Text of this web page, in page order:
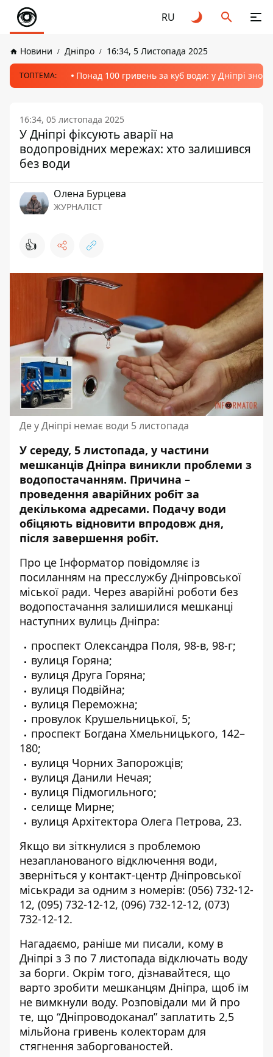
RU
Новини Дніпро 16:34, 5 Листопада 2025
ТОПТЕМА: Понад 100 гривень за куб води: у Дніпрі
16:34, 05 листопада 2025
У Дніпрі фіксують аварії на
водопровідних мережах: хто залишився
без води
Олена Бурцева
ЖУРНАЛІСТ
👍
Де у Дніпрі немає води 5 листопада
У середу, 5 листопада, у частини
мешканців Дніпра виникли проблеми з
водопостачанням. Причина –
проведення аварійних робіт за
декількома адресами. Подачу води
обіцяють відновити впродовж дня,
після завершення робіт.
Про це Інформатор повідомляє із
посиланням на пресслужбу Дніпровської
міської ради. Через аварійні роботи без
водопостачання залишилися мешканці
наступних вулиць Дніпра:
проспект Олександра Поля, 98-в, 98-г;
вулиця Горяна;
вулиця Друга Горяна;
вулиця Подвійна;
вулиця Переможна;
провулок Крушельницької, 5;
проспект Богдана Хмельницького, 142–
180;
вулиця Чорних Запорожців;
вулиця Данили Нечая;
вулиця Підмогильного;
селище Мирне;
вулиця Архітектора Олега Петрова, 23.
Якщо ви зіткнулися з проблемою
незапланованого відключення води,
зверніться у контакт-центр Дніпровської
міськради за одним з номерів: (056) 732-12-
12, (095) 732-12-12, (096) 732-12-12, (073)
732-12-12.
Нагадаємо, раніше ми писали, кому в
Дніпрі з 3 по 7 листопада відключать воду
за борги. Окрім того, дізнавайтеся, що
варто зробити мешканцям Дніпра, щоб їм
не вимкнули воду. Розповідали ми й про
те, що “Дніпроводоканал”заплатить 2,5
мільйона гривень колекторам для
стягнення заборгованостей.